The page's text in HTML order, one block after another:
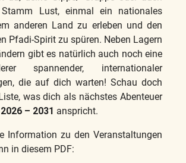
Lust, einmal ein nationales
anderen Land zu erleben und den
Pfadi-Spirit zu spüren. Neben Lagern
gibt es natürlich auch noch eine
spannender, internationaler
die auf dich warten! Schau doch
was dich als nächstes Abenteuer
– 2031 anspricht.
Information zu den Veranstaltungen
in diesem PDF: